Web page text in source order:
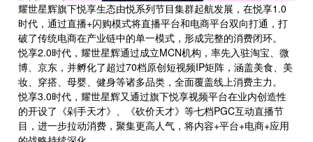
耀世星辉旗下悦享生态由悦系列节目集群起航发展，在悦享1.0
时代，通过直播+闪购模式将直播平台和电商平台双向打通，打
破了传统电商在产业链中的单一模式，形成完整的消费闭环。
悦享2.0时代，耀世星辉通过成立MCN机构，率先入驻淘宝、微
博、京东，并孵化了超过70档原创短视频IP矩阵，涵盖美食、美
妆、穿搭、母婴、健身等诸多品类，全面覆盖线上消费主力。
悦享3.0时代，耀世星辉又通过旗下悦享视频平台在业内创造性
的开设了《剁手天才》、《砍价天才》等七档PGC互动直播节
目，进一步拉动消费，聚集更高人气，将内容+平台+电商+应用